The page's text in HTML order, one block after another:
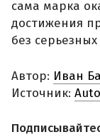
сама марка
достижения
без
Автор: Иван
Источник: